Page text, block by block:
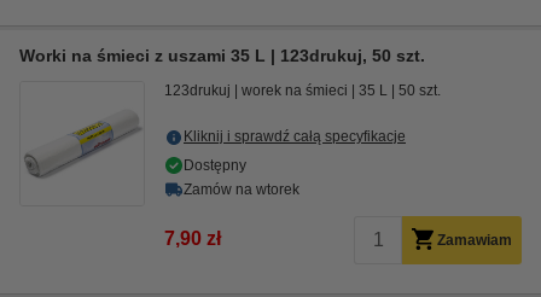
Worki na śmieci z uszami 35 L | 123drukuj, 50 szt.
123drukuj worek na śmieci 35 L 50 szt.
Kliknij i sprawdź całą specyfikacje
Dostępny
Zamów na wtorek
7,90 zł Zamawiam